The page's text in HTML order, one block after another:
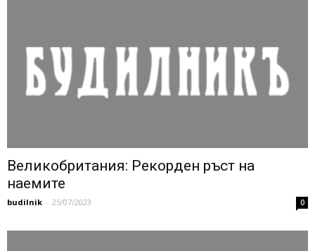
Великобритания: Рекорден ръст на
наемите
budilnik - 25/07/2023 0